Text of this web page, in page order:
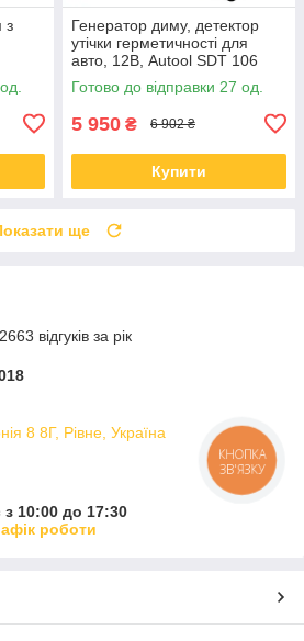
з
Генератор диму, детектор
утічки герметичності для
авто, 12В, Autool SDT 106
Готово до відправки 27 од.
5 950 ₴ 6 902 ₴
Купити
ще
відгуків за рік
8 8Г, Рівне, Україна
10:00 до 17:30
роботи
КНОПКА
ЗВ'ЯЗКУ